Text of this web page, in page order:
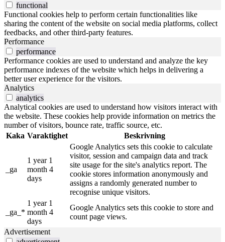
functional
Functional cookies help to perform certain functionalities like
sharing the content of the website on social media platforms, collect
feedbacks, and other third-party features.
Performance
performance
Performance cookies are used to understand and analyze the key
performance indexes of the website which helps in delivering a
better user experience for the visitors.
Analytics
analytics
Analytical cookies are used to understand how visitors interact with
the website. These cookies help provide information on metrics the
number of visitors, bounce rate, traffic source, etc.
Kaka Varaktighet Beskrivning
_ga
1 year 1
month 4
days
Google Analytics sets this cookie to calculate
visitor, session and campaign data and track
site usage for the site's analytics report. The
cookie stores information anonymously and
assigns a randomly generated number to
recognise unique visitors.
_ga_*
1 year 1
month 4
days
Google Analytics sets this cookie to store and
count page views.
Advertisement